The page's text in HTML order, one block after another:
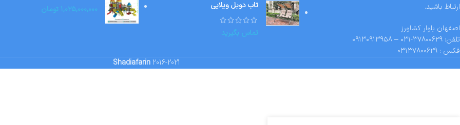
ارتباط باشید.
اصفهان بلوار کشاورز
تلفن: ۳۷۸۰۰۶۲۹-۰۳۱ – ۰۹۱۳۰۹۱۳۹۵۸
فکس : ۰۳۱۳۷۸۰۰۶۲۹
تاب دوبل ویلایی
تماس بگیرید
۱,۰۲۵,۰۰۰,۰۰۰ تومان
Shadiafarin 2016-2021